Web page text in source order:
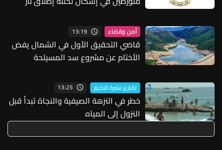
خيمة مزروعة بالماريجوانا
أمن وقضاء 13:19
قاضي التحقيق الأول في الشمال يفض
الأختام عن مشروع سد المسيلحة
تقارير نشرة الاخبار 13:25
خطر في النزهة الصيفية والنجاة تبدأ قبل
النزول إلى المياه